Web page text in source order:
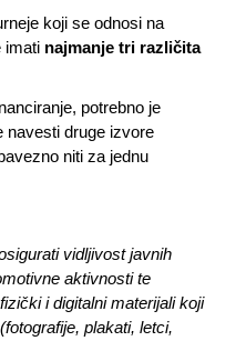
koji se odnosi na
imati najmanje tri različita
potrebno je
navesti druge izvore
niti za jednu
vidljivost javnih
aktivnosti te
i digitalni materijali koji
plakati, letci,